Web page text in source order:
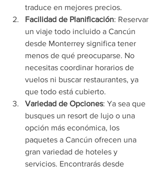
traduce en mejores precios.
Facilidad de Planificación: Reservar
un viaje todo incluido a Cancún
desde Monterrey significa tener
menos de qué preocuparse. No
necesitas coordinar horarios de
vuelos ni buscar restaurantes, ya
que todo está cubierto.
Variedad de Opciones: Ya sea que
busques un resort de lujo o una
opción más económica, los
paquetes a Cancún ofrecen una
gran variedad de hoteles y
servicios. Encontrarás desde